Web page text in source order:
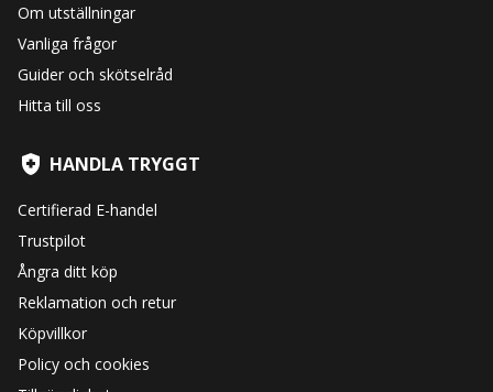
Om utställningar
Vanliga frågor
Guider och skötselråd
Hitta till oss
HANDLA TRYGGT
Certifierad E-handel
Trustpilot
Ångra ditt köp
Reklamation och retur
Köpvillkor
Policy och cookies